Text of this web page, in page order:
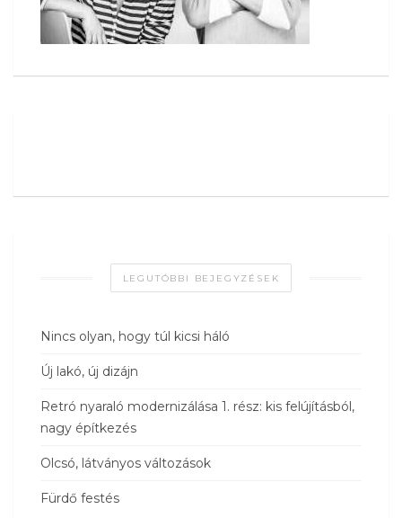
LEGUTÓBBI BEJEGYZÉSEK
Nincs olyan, hogy túl kicsi háló
Új lakó, új dizájn
Retró nyaraló modernizálása 1. rész: kis felújításból,
nagy építkezés
Olcsó, látványos változások
Fürdő festés